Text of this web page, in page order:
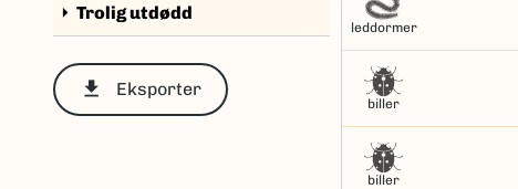
arrow_right Trolig utdødd
file_download Eksporter
leddormer
biller
biller